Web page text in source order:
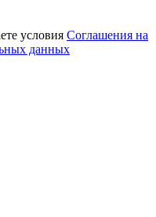
условия Соглашения на
данных